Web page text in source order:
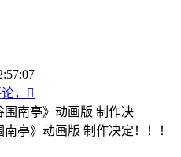
，

围南亭》动画版 制作决
亭》动画版 制作决定！！！